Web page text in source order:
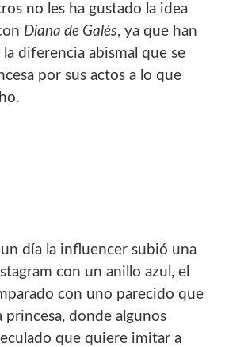
no les ha gustado la idea
Diana de Galés, ya que han
diferencia abismal que se
por sus actos a lo que
día la influencer subió una
con un anillo azul, el
con uno parecido que
princesa, donde algunos
que quiere imitar a